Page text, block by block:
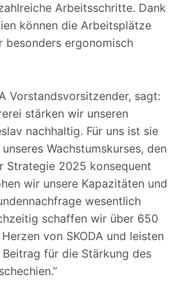
Arbeitsschritte. Dank
können die Arbeitsplätze
besonders ergonomisch
Vorstandsvorsitzender, sagt:
stärken wir unseren
nachhaltig. Für uns ist sie
Wachstumskurses, den
Strategie 2025 konsequent
wir unsere Kapazitäten und
wesentlich
schaffen wir über 650
von SKODA und leisten
für die Stärkung des